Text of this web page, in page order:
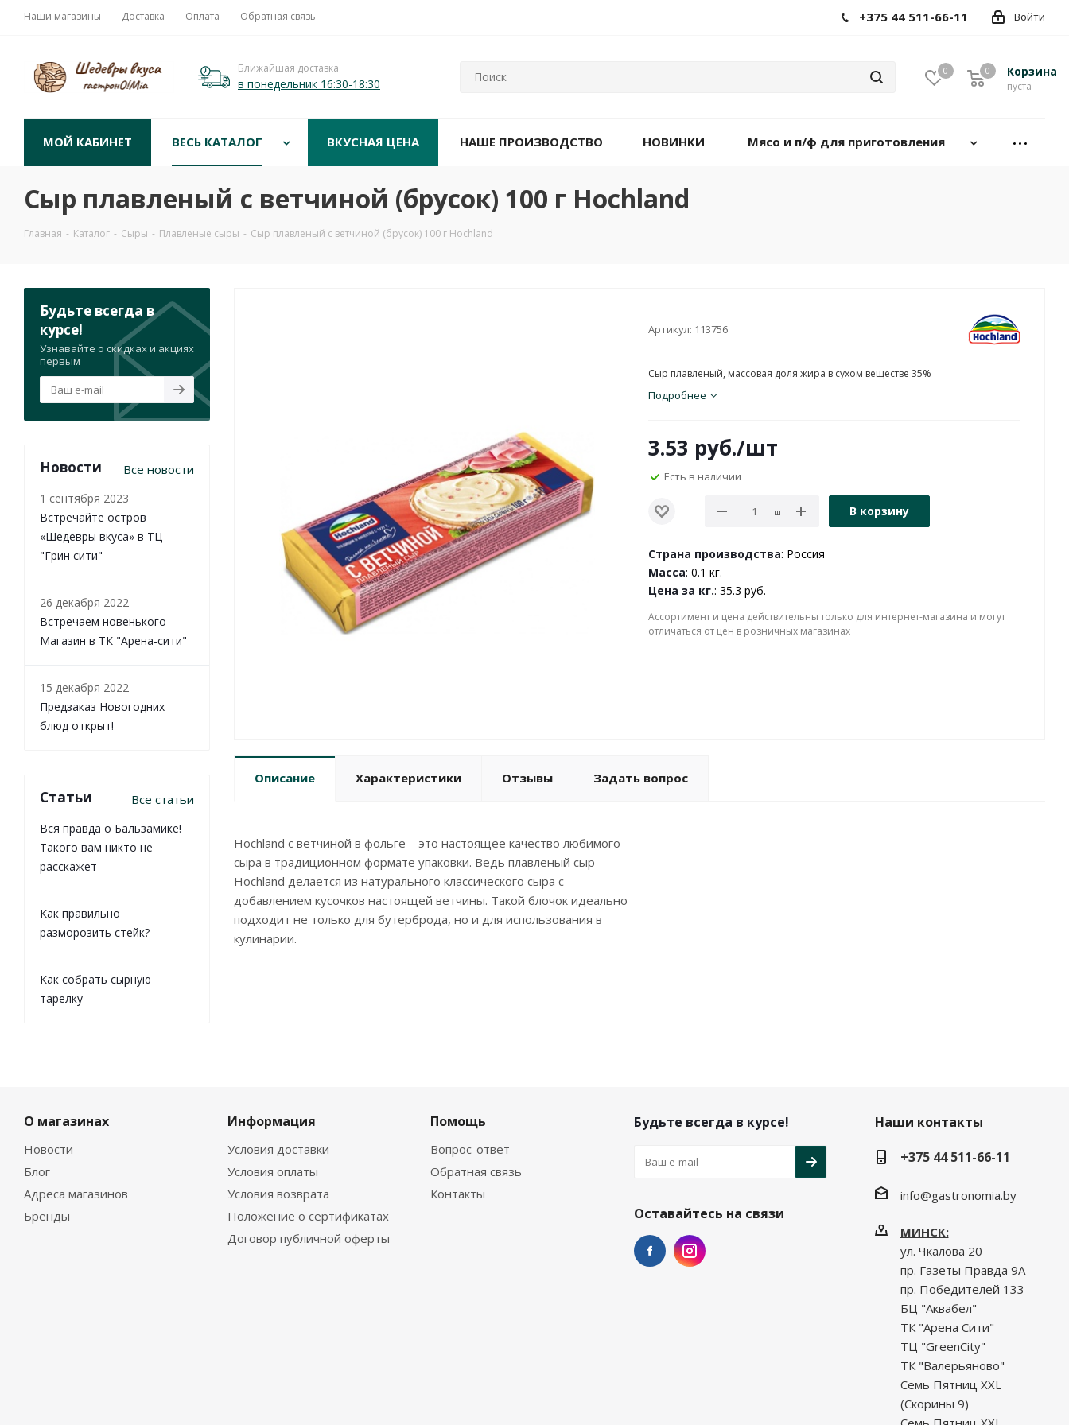
Наши магазины Доставка Оплата Обратная связь Войти
+375 44 511-66-11
Ближайшая доставка
в понедельник 16:30-18:30
0 Корзина
пуста
0
МОЙ КАБИНЕТ ВЕСЬ КАТАЛОГ ВКУСНАЯ ЦЕНА НАШЕ ПРОИЗВОДСТВО НОВИНКИ Мясо и п/ф для приготовления
Сыр плавленый с ветчиной (брусок) 100 г Hochland
Главная - Каталог - Сыры - Плавленые сыры - Сыр плавленый с ветчиной (брусок) 100 г Hochland
Артикул: 113756
Сыр плавленый, массовая доля жира в сухом веществе 35%
Подробнее
3.53 руб./шт
Есть в наличии
шт В корзину
Страна производства: Россия
Масса: 0.1 кг.
Цена за кг.: 35.3 руб.
Ассортимент и цена действительны только для интернет-магазина и могут
отличаться от цен в розничных магазинах
Описание Характеристики Отзывы Задать вопрос
Hochland с ветчиной в фольге – это настоящее качество любимого
сыра в традиционном формате упаковки. Ведь плавленый сыр
Hochland делается из натурального классического сыра с
добавлением кусочков настоящей ветчины. Такой блочок идеально
подходит не только для бутерброда, но и для использования в
кулинарии.
Будьте всегда в
курсе!
Узнавайте о скидках и акциях
первым
Новости Все новости
1 сентября 2023
Встречайте остров
«Шедевры вкуса» в ТЦ
"Грин сити"
26 декабря 2022
Встречаем новенького -
Магазин в ТК "Арена-сити"
15 декабря 2022
Предзаказ Новогодних
блюд открыт!
Статьи Все статьи
Вся правда о Бальзамике!
Такого вам никто не
расскажет
Как правильно
разморозить стейк?
Как собрать сырную
тарелку
О магазинах
Новости
Блог
Адреса магазинов
Бренды
Информация
Условия доставки
Условия оплаты
Условия возврата
Положение о сертификатах
Договор публичной оферты
Помощь
Вопрос-ответ
Обратная связь
Контакты
Будьте всегда в курсе!
Оставайтесь на связи
Наши контакты
+375 44 511-66-11
info@gastronomia.by
МИНСК:
ул. Чкалова 20
пр. Газеты Правда 9А
пр. Победителей 133
БЦ "Аквабел"
ТК "Арена Сити"
ТЦ "GreenCity"
ТК "Валерьяново"
Семь Пятниц XXL
(Скорины 9)